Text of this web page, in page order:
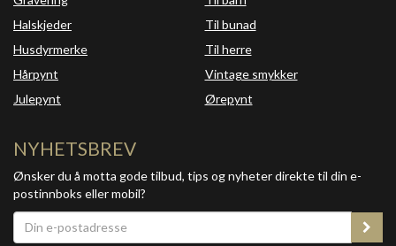
Halskjeder
Husdyrmerke
Hårpynt
Julepynt
Til bunad
Til herre
Vintage smykker
Ørepynt
NYHETSBREV
Ønsker du å motta gode tilbud, tips og nyheter direkte til din e-
postinnboks eller mobil?